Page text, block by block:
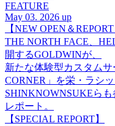
FEATURE
May 03. 2026 up
【NEW OPEN＆REPORT
THE NORTH FACE、
開するGOLDWINが、
新たな体験型カスタム
CORNER」を栄・ラシッ
SHINKNOWNSUKEら
レポート。
【SPECIAL REPORT】